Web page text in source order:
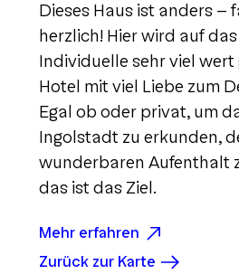
Dieses Haus ist anders -
herzlich! Hier wird auf
Individuelle sehr viel
Hotel mit viel Liebe zum
Egal ob oder privat, um
Ingolstadt zu erkunden,
wunderbaren Aufenthalt
das ist das Ziel.
Mehr erfahren
Zurück zur Karte